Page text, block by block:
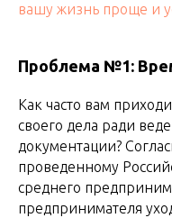
вашу жизнь проще и
Проблема №1:
Как часто вам
своего дела ради
документации?
проведенному
среднего
предпринимателя